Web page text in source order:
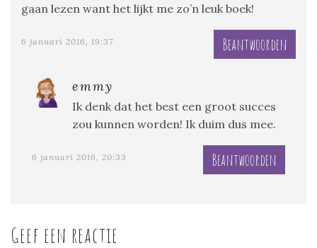
gaan lezen want het lijkt me zo’n leuk boek!
6 januari 2016, 19:37 Beantwoorden
emmy
Ik denk dat het best een groot succes
zou kunnen worden! Ik duim dus mee.
6 januari 2016, 20:33 Beantwoorden
Geef een reactie